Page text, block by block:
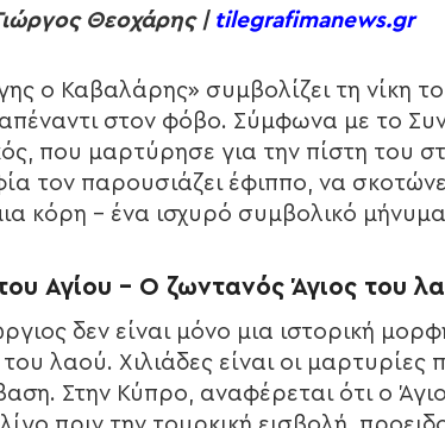
Θεοχάρης | tilegrafimanews.gr
ο Καβαλάρης» συμβολίζει τη νίκη
στον φόβο. Σύμφωνα με το
που μαρτύρησε για την πίστη του
τον παρουσιάζει έφιππο, να
κόρη – ένα ισχυρό συμβολικό
Αγίου – Ο ζωντανός Άγιος του
δεν είναι μόνο μια ιστορική
λαού. Χιλιάδες είναι οι μαρτυρίες
Στην Κύπρο, αναφέρεται ότι ο